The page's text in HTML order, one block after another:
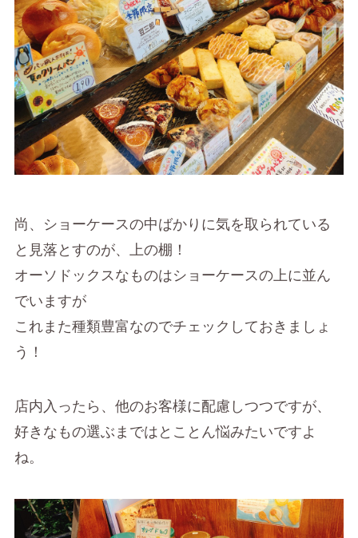
尚、ショーケースの中ばかりに気を取られている
と見落とすのが、上の棚！
オーソドックスなものはショーケースの上に並ん
でいますが
これまた種類豊富なのでチェックしておきましょ
う！
店内入ったら、他のお客様に配慮しつつですが、
好きなもの選ぶまではとことん悩みたいですよ
ね。